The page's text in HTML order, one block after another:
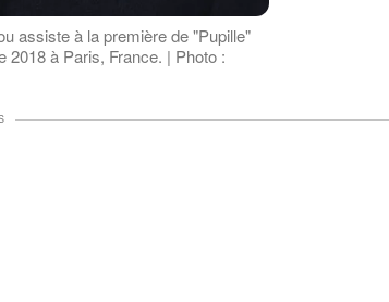
assiste à la première de "Pupille"
2018 à Paris, France. | Photo :